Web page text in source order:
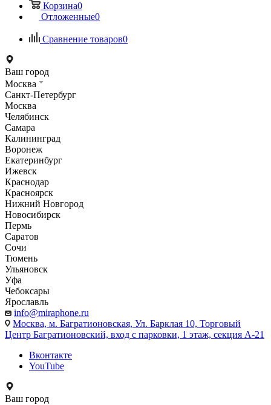
Корзина0
Отложенные0
Сравнение товаров0
Ваш город
Москва
Санкт-Петербург
Москва
Челябинск
Самара
Калининград
Воронеж
Екатеринбург
Ижевск
Краснодар
Красноярск
Нижний Новгород
Новосибирск
Пермь
Саратов
Сочи
Тюмень
Ульяновск
Уфа
Чебоксары
Ярославль
info@miraphone.ru
Москва, м. Багратионовская, Ул. Барклая 10, Торговый
Центр Багратионовский, вход с парковки, 1 этаж, секция А-21
Вконтакте
YouTube
Ваш город